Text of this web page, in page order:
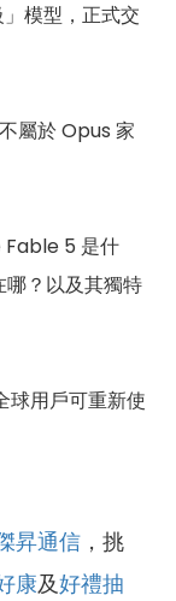
模型，正式交
不屬於 Opus 家
Fable 5 是什
？以及其獨特
球用戶可重新使
昇通信 ，挑
康及好禮抽